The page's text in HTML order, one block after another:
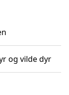
og vilde dyr